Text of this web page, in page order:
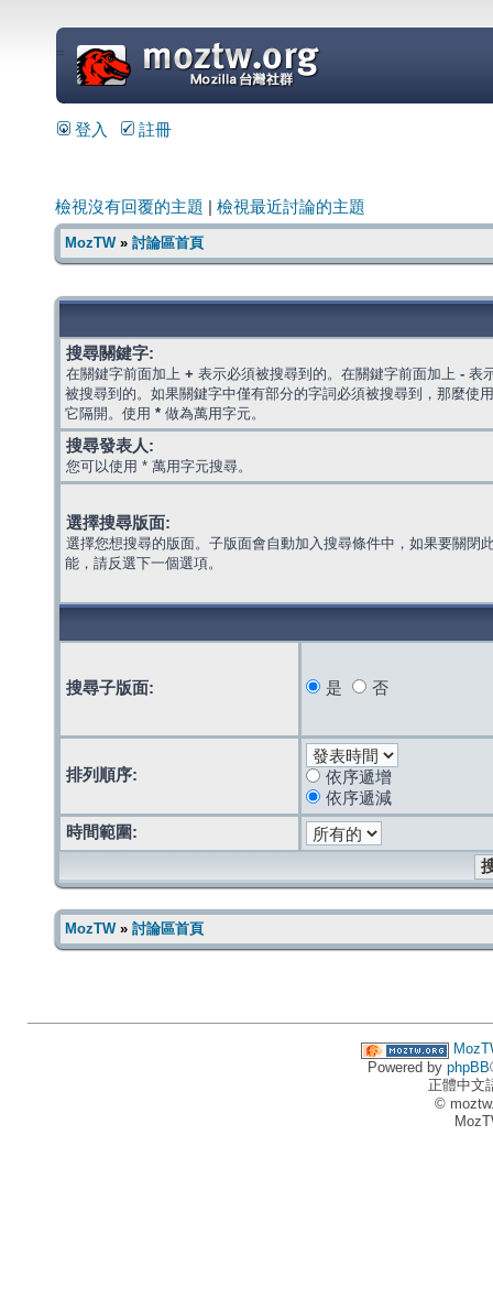
=
登入 註冊
檢視沒有回覆的主題 檢視最近討論的主題
MozTW» 討論區首頁
搜尋關鍵字:
在關鍵字前面加上 + 表示必須被搜尋到的。在關鍵字前面加上 - 表
被搜尋到的。如果關鍵字中僅有部分的字詞必須被搜尋到，那麼使
它隔開。使用 * 做為萬用字元。
搜尋發表人:
您可以使用 * 萬用字元搜尋。
選擇搜尋版面:
選擇您想搜尋的版面。子版面會自動加入搜尋條件中，如果要關閉
能，請反選下一個選項。
搜尋子版面: 是 否
排列順序:
依序遞增
依序遞減
時間範圍:
MozTW» 討論區首頁
Powered by phpBB
正體中文
©